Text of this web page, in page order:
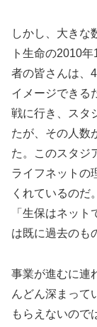
しかし、大きな
ト生命の2010
者の皆さんは、
イメージできる
戦に行き、スタ
たが、その人数
た。このスタジ
ライフネットの
くれているのだ
「生保はネッ
は既に過去のも
事業が進むに連
んどん深まって
もらえないので